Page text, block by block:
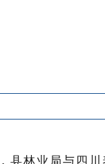
县林业局与四川